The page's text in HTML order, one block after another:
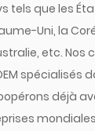
tels que les
Uni, la
etc.
spécialisés
déjà